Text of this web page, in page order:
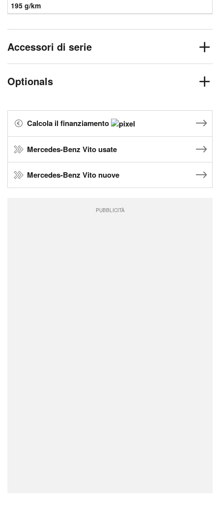
195 g/km
Accessori di serie
Optionals
Calcola il finanziamento
Mercedes-Benz Vito usate
Mercedes-Benz Vito nuove
PUBBLICITÀ